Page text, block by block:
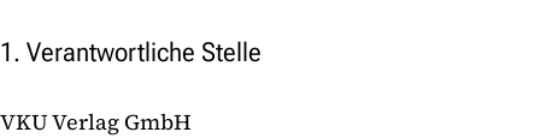
1. Verantwortliche Stelle
VKU Verlag GmbH